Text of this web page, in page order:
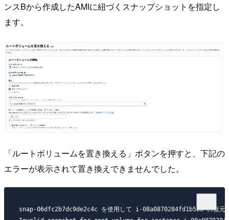
ンスBから作成したAMIに紐づくスナップショットを指定し
ます。
「ルートボリュームを置き換える」ボタンを押すと、下記の
エラーが表示されて置き換えできませんでした。
snap-06dfc2b7dc9de2c4c を使用して i-08a0870284fd1b5b8 の復元ボ